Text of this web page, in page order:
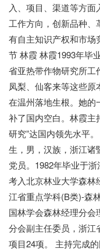
入、项目、渠道等方
工作方向，创新品种
有自主知识产权和市场
节 林霞 林霞1993年毕
省亚热带作物研究所工
凤梨、仙客来等这些
在温州落地生根。她的
补了国内空白。林霞主
研究”达国内领先水平
生，男，汉族，浙江诸
党员。1982年毕业于
考入北京林业大学森林
江省重点学科(B类)-森
国林学会森林经理分
分会副主任委员，浙江
项目24项。 主持完成